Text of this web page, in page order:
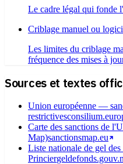
Le cadre légal qui fonde
Criblage manuel ou
Les limites du criblage
fréquence des mises à
Sources et textes
Union européenne —
restrictives
Carte des sanctions de
Map)sanctionsmap.eu
Liste nationale de gel
Princier